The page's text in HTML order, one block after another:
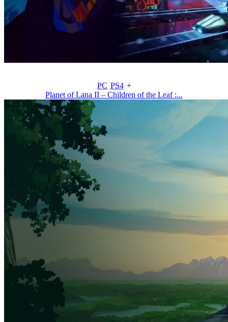
PC PS4 +
Planet of Lana II – Children of the Leaf :...